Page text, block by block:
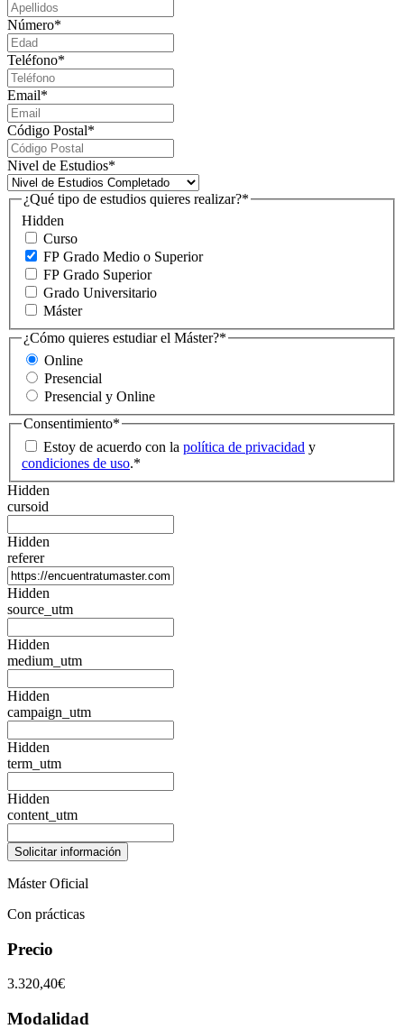
Número*
Teléfono*
Email*
Código Postal*
Nivel de Estudios*
Hidden
¿Qué tipo de estudios quieres realizar?*
Curso
FP Grado Medio o Superior
FP Grado Superior
Grado Universitario
Máster
¿Cómo quieres estudiar el Máster?*
Online
Presencial
Presencial y Online
Consentimiento*
Estoy de acuerdo con la política de privacidad y
condiciones de uso.*
Hidden
cursoid
Hidden
referer
Hidden
source_utm
Hidden
medium_utm
Hidden
campaign_utm
Hidden
term_utm
Hidden
content_utm
Máster Oficial
Con prácticas
Precio
3.320,40€
Modalidad